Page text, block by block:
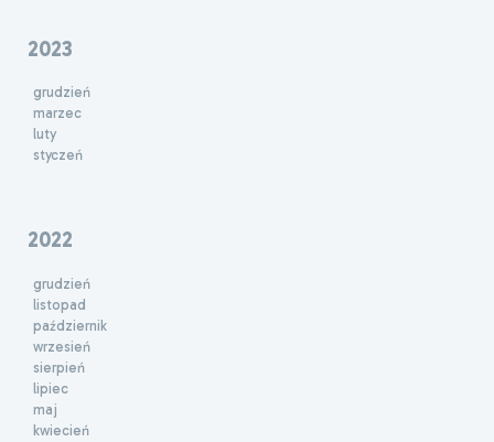
2023
grudzień
marzec
luty
styczeń
2022
grudzień
listopad
październik
wrzesień
sierpień
lipiec
maj
kwiecień